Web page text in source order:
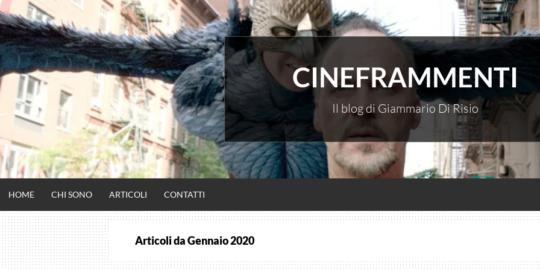
Vai
al
contenuto
CINEFRAMMENTI
Il blog di Giammario Di Risio
HOME CHI SONO ARTICOLI CONTATTI
Articoli daGennaio 2020